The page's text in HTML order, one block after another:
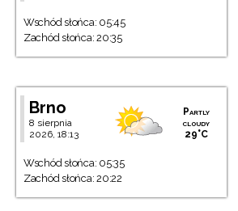
Wschód słońca: 05:45
Zachód słońca: 20:35
Brno
8 sierpnia
2026, 18:13
Partly
cloudy
29°C
Wschód słońca: 05:35
Zachód słońca: 20:22